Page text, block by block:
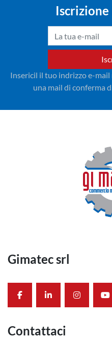
Insericil il tuo indrizzo e-
una mail di conferma
Gimatec srl
facebooklinkedininstagram
Contattaci